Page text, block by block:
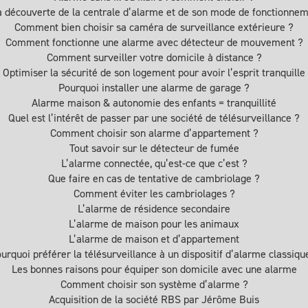
découverte de la centrale d’alarme et de son mode de
Comment bien choisir sa caméra de surveillance extérieure ?
Comment fonctionne une alarme avec détecteur de mouvement ?
Comment surveiller votre domicile à distance ?
Optimiser la sécurité de son logement pour avoir l’esprit tranquille
Pourquoi installer une alarme de garage ?
Alarme maison & autonomie des enfants = tranquillité
Quel est l’intérêt de passer par une société de télésurveillance ?
Comment choisir son alarme d’appartement ?
Tout savoir sur le détecteur de fumée
L’alarme connectée, qu’est-ce que c’est ?
Que faire en cas de tentative de cambriolage ?
Comment éviter les cambriolages ?
L’alarme de résidence secondaire
L’alarme de maison pour les animaux
L’alarme de maison et d’appartement
préférer la télésurveillance à un dispositif d’alarme
Les bonnes raisons pour équiper son domicile avec une alarme
Comment choisir son système d’alarme ?
Acquisition de la société RBS par Jérôme Buis